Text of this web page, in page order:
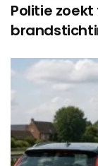
Politie